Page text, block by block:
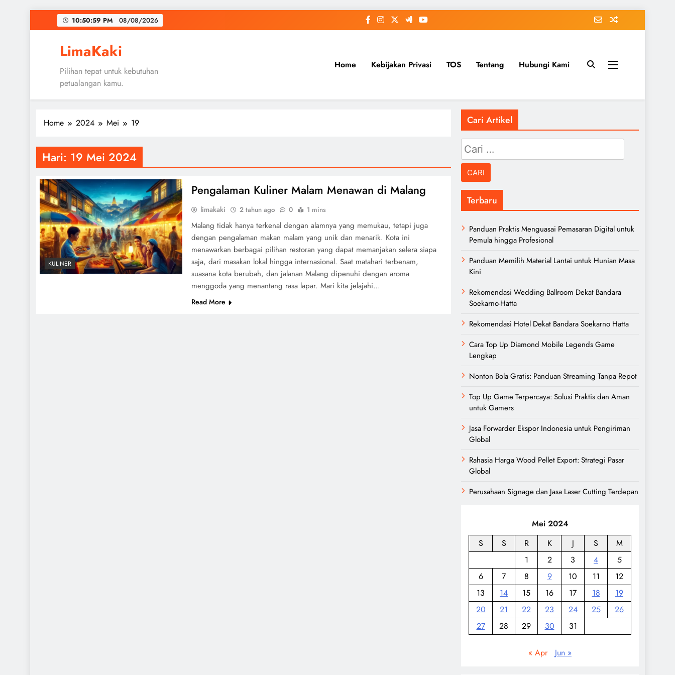
to
10:50:59 PM 08/08/2026
LimaKaki
Pilihan tepat untuk kebutuhan
petualangan kamu.
Home Kebijakan Privasi TOS Tentang Hubungi Kami
Home 2024 Mei 19
Hari: 19 Mei 2024
KULINER
Pengalaman Kuliner Malam Menawan di Malang
limakaki 2 tahun ago 0 1 mins
Malang tidak hanya terkenal dengan alamnya yang memukau, tetapi juga
dengan pengalaman makan malam yang unik dan menarik. Kota ini
menawarkan berbagai pilihan restoran yang dapat memanjakan selera siapa
saja, dari masakan lokal hingga internasional. Saat matahari terbenam,
suasana kota berubah, dan jalanan Malang dipenuhi dengan aroma
menggoda yang menantang rasa lapar. Mari kita jelajahi…
Read More
Cari Artikel
Cari
untuk:
Terbaru
Panduan Praktis Menguasai Pemasaran Digital untuk
Pemula hingga Profesional
Panduan Memilih Material Lantai untuk Hunian Masa
Kini
Rekomendasi Wedding Ballroom Dekat Bandara
Soekarno-Hatta
Rekomendasi Hotel Dekat Bandara Soekarno Hatta
Cara Top Up Diamond Mobile Legends Game
Lengkap
Nonton Bola Gratis: Panduan Streaming Tanpa Repot
Top Up Game Terpercaya: Solusi Praktis dan Aman
untuk Gamers
Jasa Forwarder Ekspor Indonesia untuk Pengiriman
Global
Rahasia Harga Wood Pellet Export: Strategi Pasar
Global
Perusahaan Signage dan Jasa Laser Cutting Terdepan
Mei 2024
S
S R K J S
M
1
2 3 4
5
6
7 8 9 10 11
12
13
14 15 16 17 18
19
20
21 22 23 24 25
26
27
28 29 30 31
« Apr Jun »